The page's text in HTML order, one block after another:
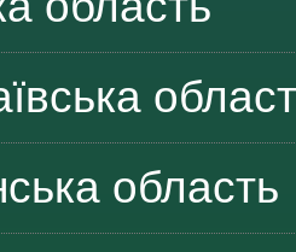
область